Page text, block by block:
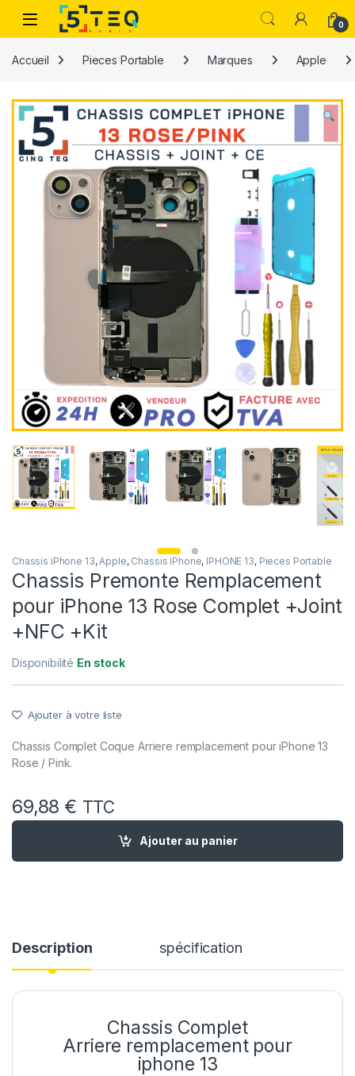
Passer à la navigation
Aller au contenu
0
Accueil Pieces Portable Marques Apple
Chassis iPhone 13, Apple, Chassis iPhone, IPHONE 13, Pieces Portable
Chassis Premonte Remplacement
pour iPhone 13 Rose Complet +Joint
+NFC +Kit
Disponibilité En stock
Ajouter à votre liste
Chassis Complet Coque Arriere remplacement pour iPhone 13
Rose / Pink.
69,88 € TTC
quantité de Chassis Premonte Remplacement pour iPhone
Ajouter au panier
Description spécification
Chassis Complet
Arriere remplacement pour
iphone 13